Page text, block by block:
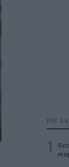
PIÙ
1